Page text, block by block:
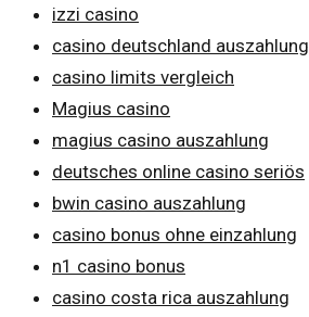
izzi casino
casino deutschland auszahlung
casino limits vergleich
Magius casino
magius casino auszahlung
deutsches online casino seriös
bwin casino auszahlung
casino bonus ohne einzahlung
n1 casino bonus
casino costa rica auszahlung